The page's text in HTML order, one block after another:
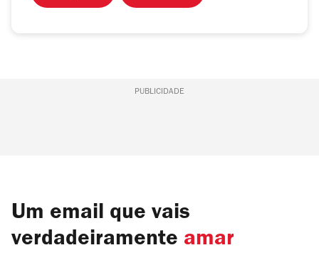
PUBLICIDADE
Um email que vais
verdadeiramente amar